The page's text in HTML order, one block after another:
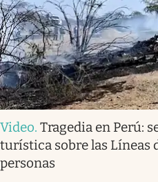
Video. Tragedia en Perú:
turística sobre las Líneas
personas